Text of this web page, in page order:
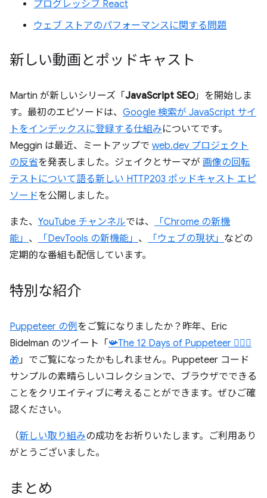
プログレッシブ React
ウェブ ストアのパフォーマンスに関する問題
新しい動画とポッドキャスト
Martin が新しいシリーズ「 JavaScript SEO」を開始しま
す。最初のエピソードは、 Google 検索が JavaScript サイ
トをインデックスに登録する仕組みについてです。
Meggin は最近、ミートアップで web.dev プロジェクト
の反省を発表しました。ジェイクとサーマが 画像の回転
テストについて語る新しい HTTP203 ポッドキャスト エピ
ソードを公開しました。
また、 YouTube チャンネルでは、
「Chrome の新機
能」 、 「DevTools の新機能」 、 「ウェブの現状」 などの
定期的な番組も配信しています。
特別な紹介
Puppeteer の例をご覧になりましたか？昨年、Eric
Bidelman のツイート「 📯The 12 Days of Puppeteer 🤹🏻‍♂️
🎁」でご覧になったかもしれません。Puppeteer コード
サンプルの素晴らしいコレクションで、ブラウザでできる
ことをクリエイティブに考えることができます。ぜひご確
認ください。
（新しい取り組みの成功をお祈りいたします。ご利用あり
がとうございました。
まとめ